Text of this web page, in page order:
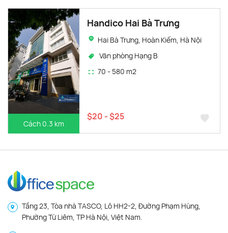
Cách 0.3 km
Handico Hai Bà Trưng
Hai Bà Trưng, Hoàn Kiếm, Hà Nội
Văn phòng Hạng B
70 - 580 m2
$20 - $25
Tầng 23, Tòa nhà TASCO, Lô HH2-2, Đường Phạm Hùng,
Phường Từ Liêm, TP Hà Nội, Việt Nam.